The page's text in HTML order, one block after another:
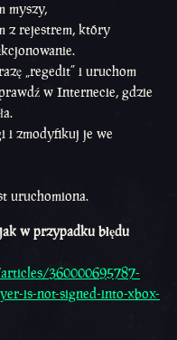
myszy,
z rejestrem, który
„regedit” i uruchom
w Internecie, gdzie
i zmodyfikuj je we
uruchomiona.
w przypadku błędu
360000695787-
is-not-signed-into-xbox-